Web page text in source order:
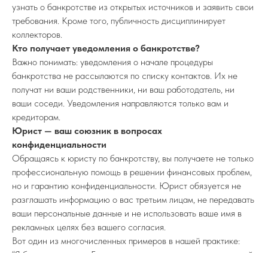
узнать о банкротстве из открытых источников и заявить свои
требования. Кроме того, публичность дисциплинирует
коллекторов.
Кто получает уведомления о банкротстве?
Важно понимать: уведомления о начале процедуры
банкротства не рассылаются по списку контактов. Их не
получат ни ваши родственники, ни ваш работодатель, ни
ваши соседи. Уведомления направляются только вам и
кредиторам.
Юрист — ваш союзник в вопросах
конфиденциальности
Обращаясь к юристу по банкротству, вы получаете не только
профессиональную помощь в решении финансовых проблем,
но и гарантию конфиденциальности. Юрист обязуется не
разглашать информацию о вас третьим лицам, не передавать
ваши персональные данные и не использовать ваше имя в
рекламных целях без вашего согласия.
Вот один из многочисленных примеров в нашей практике: